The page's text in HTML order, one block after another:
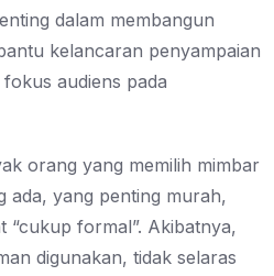
dalam membangun
kelancaran penyampaian
audiens pada
orang yang memilih mimbar
ada, yang penting murah,
“cukup formal”. Akibatnya,
digunakan, tidak selaras